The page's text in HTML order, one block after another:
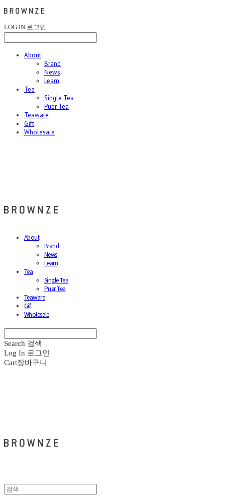
LOG IN 로그인
About
Brand
News
Learn
Tea
Single Tea
Puer Tea
Teaware
Gift
Wholesale
About
Brand
News
Learn
Tea
Single Tea
Puer Tea
Teaware
Gift
Wholesale
Search 검색
Log In 로그인
Cart장바구니